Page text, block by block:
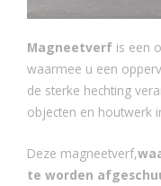
Magneetverf is een
waarmee u een
de sterke hechting
objecten en houtwerk
Deze magneetverf,
te worden